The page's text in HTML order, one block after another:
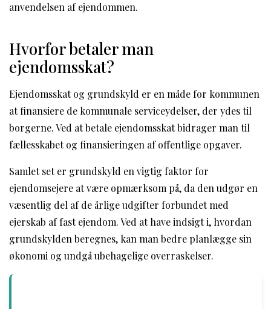
anvendelsen af ejendommen.
Hvorfor betaler man
ejendomsskat?
Ejendomsskat og grundskyld er en måde for kommunen
at finansiere de kommunale serviceydelser, der ydes til
borgerne. Ved at betale ejendomsskat bidrager man til
fællesskabet og finansieringen af offentlige opgaver.
Samlet set er grundskyld en vigtig faktor for
ejendomsejere at være opmærksom på, da den udgør en
væsentlig del af de årlige udgifter forbundet med
ejerskab af fast ejendom. Ved at have indsigt i, hvordan
grundskylden beregnes, kan man bedre planlægge sin
økonomi og undgå ubehagelige overraskelser.